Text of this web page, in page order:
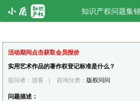
知识产权问题集
活动期间点击获取会员报价
实用艺术作品的著作权登记标准是什么？
提问者：游客 | 咨询分类： 版权问问
问题描述：